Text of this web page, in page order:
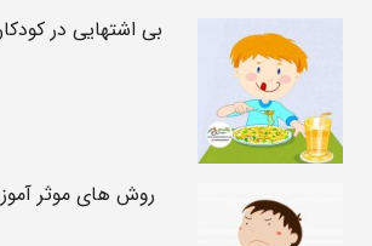
بی اشتهایی در
روش های موثر